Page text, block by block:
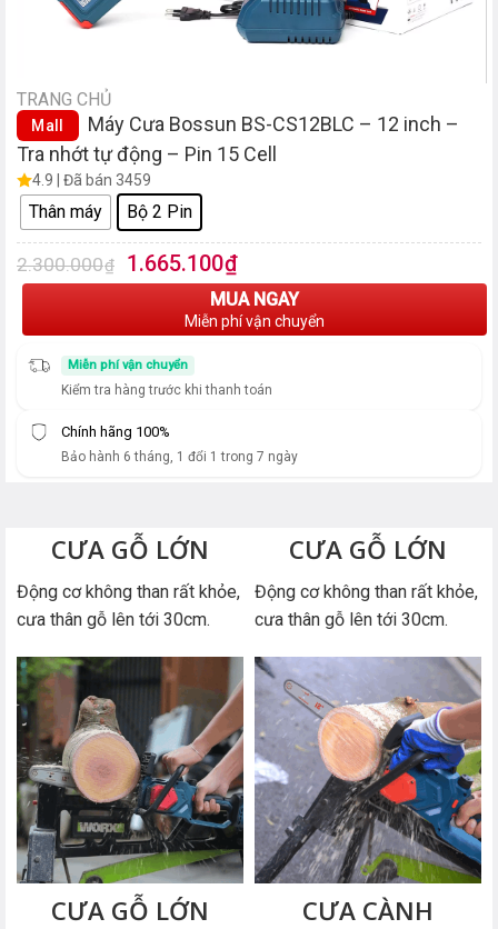
TRANG CHỦ
Mall
Máy Cưa Bossun BS-CS12BLC – 12 inch –
Tra nhớt tự động – Pin 15 Cell
4.9 | Đã bán 3459
Thân máy Bộ 2 Pin
2.300.000₫
Giá
gốc
2.300.000₫.
1.665.100₫Giá
hiện
tại
là:
MUA NGAY
Miễn phí vận chuyển
Miễn phí vận chuyển
Kiểm tra hàng trước khi thanh toán
Chính hãng 100%
Bảo hành 6 tháng, 1 đổi 1 trong 7 ngày
CƯA GỖ LỚN
Động cơ không than rất khỏe,
cưa thân gỗ lên tới 30cm.
CƯA GỖ LỚN
Động cơ không than rất khỏe,
cưa thân gỗ lên tới 30cm.
CƯA GỖ LỚN CƯA CÀNH